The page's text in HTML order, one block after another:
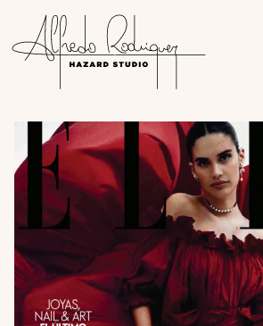
ACCUEIL
STUDIO
RÉALISATIONS
MÉTHODE